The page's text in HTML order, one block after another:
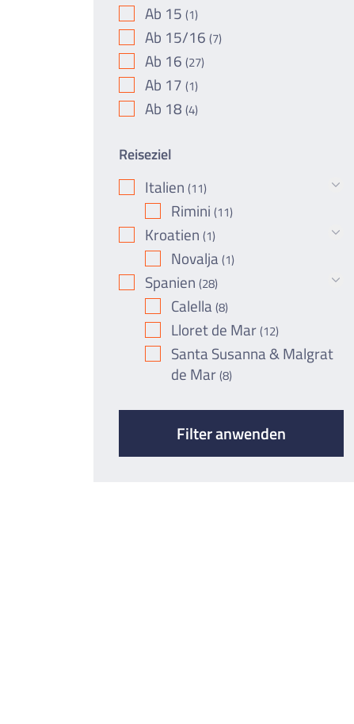
Ab 15 (1)
Ab 15/16 (7)
Ab 16 (27)
Ab 17 (1)
Ab 18 (4)
Reiseziel
Italien (11)
Rimini (11)
Kroatien (1)
Novalja (1)
Spanien (28)
Calella (8)
Lloret de Mar(12)
Santa Susanna & Malgrat
de Mar(8)
Filter anwenden